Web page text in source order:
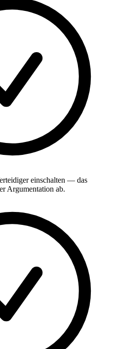
einschalten — das
Argumentation ab.